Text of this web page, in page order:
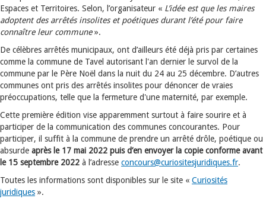
Espaces et Territoires. Selon, l’organisateur « L’idée est que les maires
adoptent des arrêtés insolites et poétiques durant l’été pour faire
connaître leur commune».
De célèbres arrêtés municipaux, ont d’ailleurs été déjà pris par certaines
comme la commune de Tavel autorisant l'an dernier le survol de la
commune par le Père Noël dans la nuit du 24 au 25 décembre. D’autres
communes ont pris des arrêtés insolites pour dénoncer de vraies
préoccupations, telle que la fermeture d'une maternité, par exemple.
Cette première édition vise apparemment surtout à faire sourire et à
participer de la communication des communes concourantes. Pour
participer, il suffit à la commune de prendre un arrêté drôle, poétique ou
absurde après le 17 mai 2022 puis d’en envoyer la copie conforme avant
le 15 septembre 2022 à l’adresse concours@curiositesjuridiques.fr.
Toutes les informations sont disponibles sur le site « Curiosités
juridiques ».